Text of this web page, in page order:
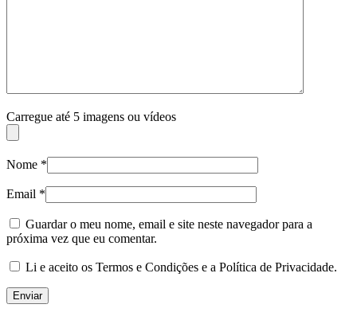
Carregue até 5 imagens ou vídeos
Nome *
Email *
Guardar o meu nome, email e site neste navegador para a
próxima vez que eu comentar.
Li e aceito os Termos e Condições e a Política de Privacidade.